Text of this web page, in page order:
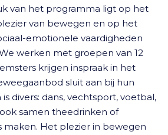
van het programma ligt op het
van bewegen en op het
emotionele vaardigheden
werken met groepen van 12
krijgen inspraak in het
sluit aan bij hun
divers: dans, vechtsport, voetbal,
samen theedrinken of
maken. Het plezier in bewegen